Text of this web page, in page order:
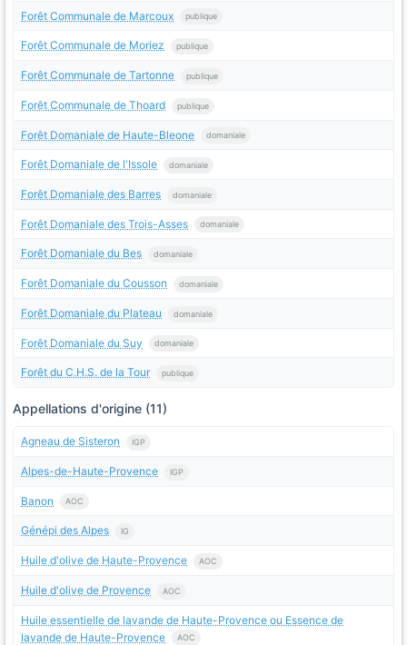
Forêt Communale de Marcoux publique
Forêt Communale de Moriez publique
Forêt Communale de Tartonne publique
Forêt Communale de Thoard publique
Forêt Domaniale de Haute-Bleone domaniale
Forêt Domaniale de l'Issole domaniale
Forêt Domaniale des Barres domaniale
Forêt Domaniale des Trois-Asses domaniale
Forêt Domaniale du Bes domaniale
Forêt Domaniale du Cousson domaniale
Forêt Domaniale du Plateau domaniale
Forêt Domaniale du Suy domaniale
Forêt du C.H.S. de la Tour publique
Appellations d'origine (11)
Agneau de Sisteron IGP
Alpes-de-Haute-Provence IGP
Banon AOC
Génépi des Alpes IG
Huile d'olive de Haute-Provence AOC
Huile d'olive de Provence AOC
Huile essentielle de lavande de Haute-Provence ou Essence de
lavande de Haute-Provence
AOC